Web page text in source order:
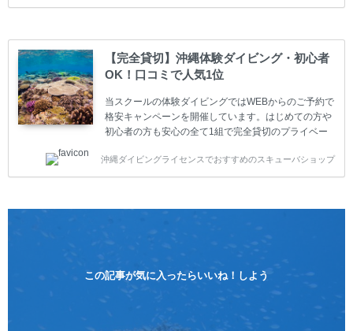
グコースもご用意しています。お1人様も初心者の方
ーター様はファンダイビングの全てのコース費が
10%OFF、フル器材レンタルが50%OFFになります。
沖縄本島周辺ビーチ・ファンダイビング ￥13800(税
込)【 2ビーチ 】 ウエイト / タンク / 送迎...
【完全貸切】沖縄体験ダイビング・初心者
OK！口コミで人気1位
当スクールの体験ダイビングではWEBからのご予約で
格安キャンペーンを開催しています。はじめての方や
初心者の方も安心の全て1組で完全貸切のプライベー
1人様から気軽にご参加ください。 全てのコースで高
画質の記念撮影&水中撮影付きです。初心者の方やダ
険 / 全て込み ダイビングがはじめての方や初心者でも
気軽に体験できる半日のコース。沖縄本島のビーチか
沖縄ダイビングライセンスでおすすめのスキューバショップ
この記事が気に入ったらいいね！しよう